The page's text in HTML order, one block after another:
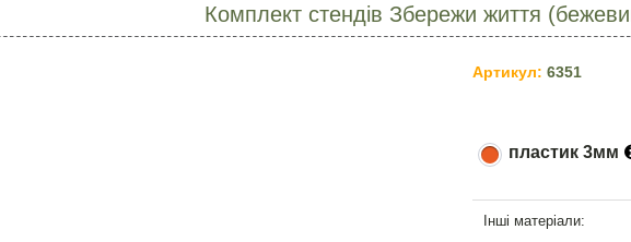
Комплект стендів Збережи життя
Артикул: 6351
пластик 3мм